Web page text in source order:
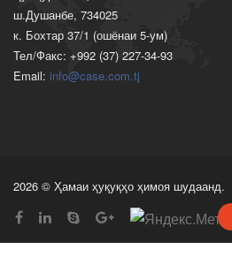
ш.Душанбе, 734025
к. Бохтар 37/1 (ошёнаи 5-ум)
Тел/Факс: +992 (37) 227-34-93
Email: info@case.com.tj
2026 © Ҳамаи ҳуқуқҳо ҳимоя шудаанд.